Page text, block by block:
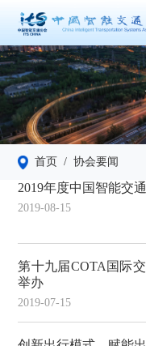
首页 / 协会要闻
2019年度中国智能交
2019-08-15
第十九届COTA国际
举办
2019-07-15